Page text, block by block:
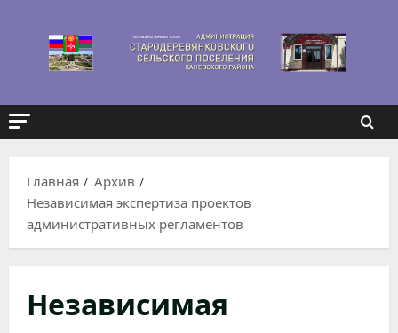
содержимому
Главная
Архив
Независимая экспертиза проектов
административных регламентов
Независимая